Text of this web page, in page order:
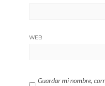
WEB
Guardar mi nombre,